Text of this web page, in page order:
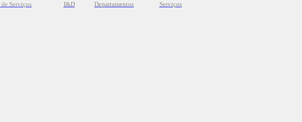
de Serviços I&D Departamentos Serviços